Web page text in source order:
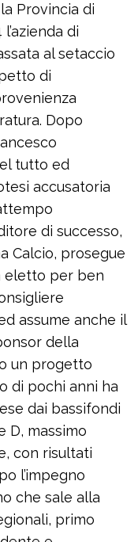
Provincia di
di
al setaccio
di
Dopo
tutto ed
accusatoria
di successo,
Calcio, prosegue
eletto per ben
assume anche il
della
un progetto
di pochi anni ha
dai bassifondi
D, massimo
con risultati
l’impegno
che sale alla
primo